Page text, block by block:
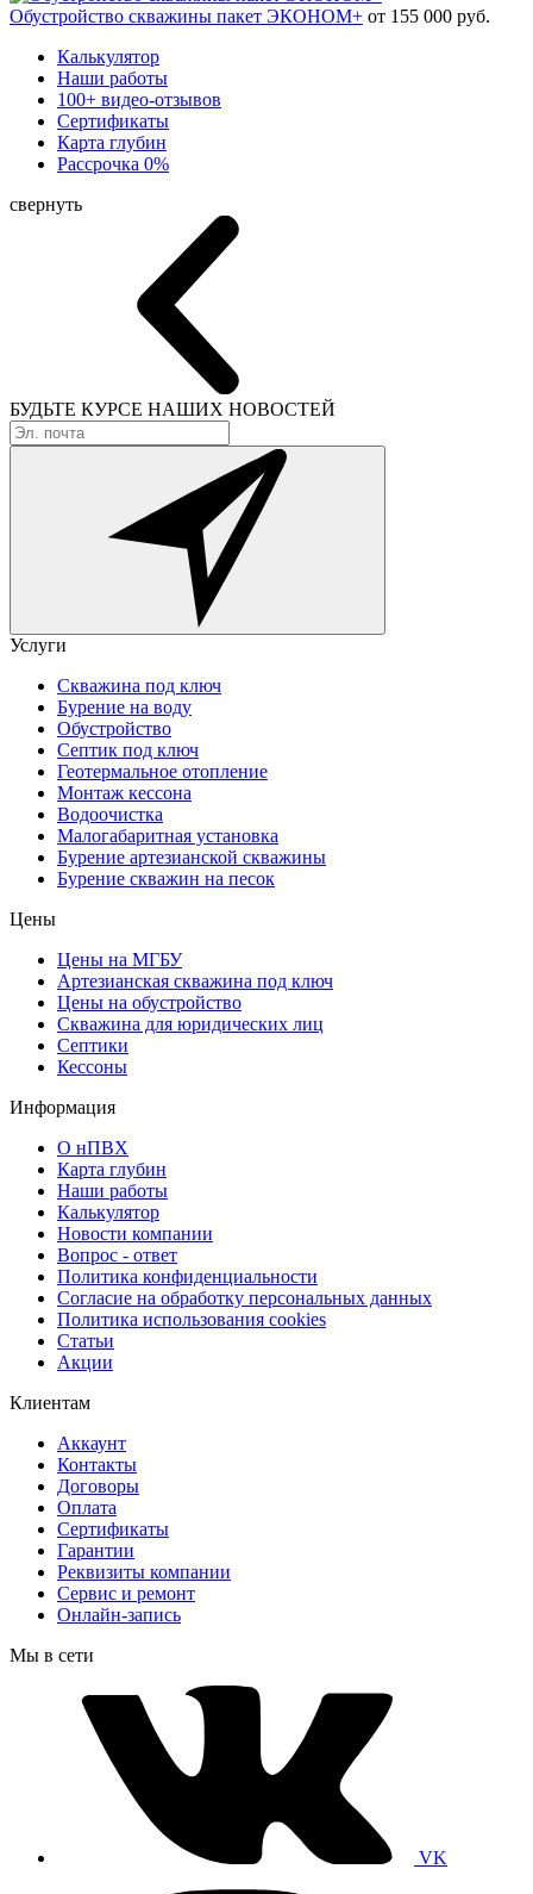
Обустройство скважины пакет ЭКОНОМ+ от 155 000 руб.
Калькулятор
Наши работы
100+ видео-отзывов
Сертификаты
Карта глубин
Рассрочка 0%
свернуть
БУДЬТЕ КУРСЕ НАШИХ НОВОСТЕЙ
Услуги
Скважина под ключ
Бурение на воду
Обустройство
Септик под ключ
Геотермальное отопление
Монтаж кессона
Водоочистка
Малогабаритная установка
Бурение артезианской скважины
Бурение скважин на песок
Цены
Цены на МГБУ
Артезианская скважина под ключ
Цены на обустройство
Скважина для юридических лиц
Септики
Кессоны
Информация
О нПВХ
Карта глубин
Наши работы
Калькулятор
Новости компании
Вопрос - ответ
Политика конфиденциальности
Согласие на обработку персональных данных
Политика использования cookies
Статьи
Акции
Клиентам
Аккаунт
Контакты
Договоры
Оплата
Сертификаты
Гарантии
Реквизиты компании
Сервис и ремонт
Онлайн-запись
Мы в сети
VK